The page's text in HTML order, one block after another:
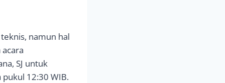
namun hal
SJ untuk
12:30 WIB.